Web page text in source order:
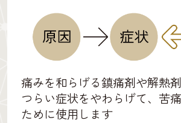
痛みを和らげる鎮痛剤や解熱剤
つらい症状をやわらげて、苦
ために使用します